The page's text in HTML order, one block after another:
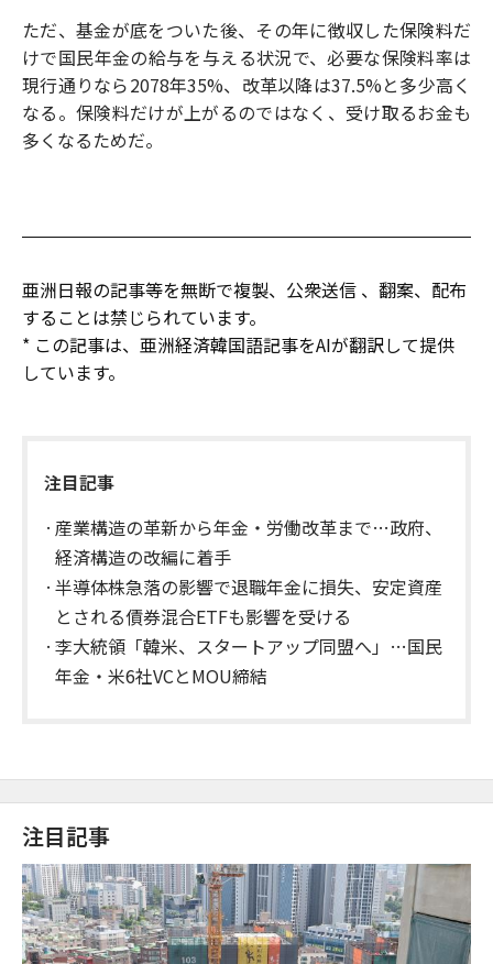
ただ、基金が底をついた後、その年に徴収した保険料だ
けで国民年金の給与を与える状況で、必要な保険料率は
現行通りなら2078年35%、改革以降は37.5%と多少高く
なる。保険料だけが上がるのではなく、受け取るお金も
多くなるためだ。
亜洲日報の記事等を無断で複製、公衆送信 、翻案、配布
することは禁じられています。
* この記事は、亜洲経済韓国語記事をAIが翻訳して提供
しています。
注目記事
産業構造の革新から年金・労働改革まで…政府、
経済構造の改編に着手
半導体株急落の影響で退職年金に損失、安定資産
とされる債券混合ETFも影響を受ける
李大統領「韓米、スタートアップ同盟へ」…国民
年金・米6社VCとMOU締結
注目記事